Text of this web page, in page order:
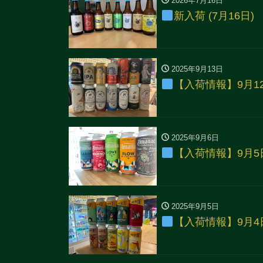
新入荷 (7月16日)
2025年9月13日
【入荷情報】9月
2025年9月6日
【入荷情報】9月5
2025年9月5日
【入荷情報】9月4